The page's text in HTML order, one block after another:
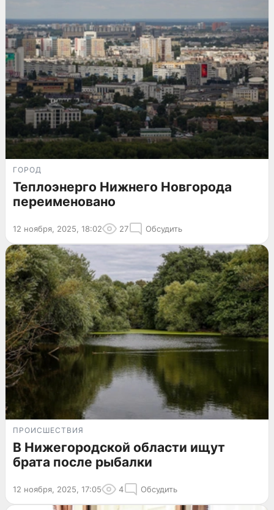
ГОРОД
Теплоэнерго Нижнего Новгорода
переименовано
12 ноября, 2025, 18:02 27 Обсудить
ПРОИСШЕСТВИЯ
В Нижегородской области ищут
брата после рыбалки
12 ноября, 2025, 17:05 4 Обсудить